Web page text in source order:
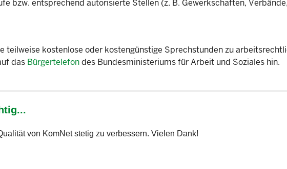
bzw. entsprechend autorisierte Stellen (z. B. Gewerkschaften, Verbände,
teilweise kostenlose oder kostengünstige Sprechstunden zu
das Bürgertelefondes Bundesministeriums für Arbeit und Soziales hin.